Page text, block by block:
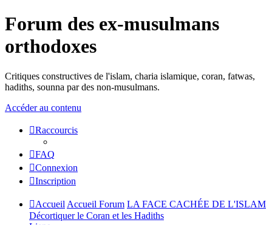
Forum des ex-musulmans
orthodoxes
Critiques constructives de l'islam, charia islamique, coran, fatwas,
hadiths, sounna par des non-musulmans.
Accéder au contenu
Raccourcis
FAQ
Connexion
Inscription
Accueil Accueil Forum LA FACE CACHÉE DE L'ISLAM
Décortiquer le Coran et les Hadiths